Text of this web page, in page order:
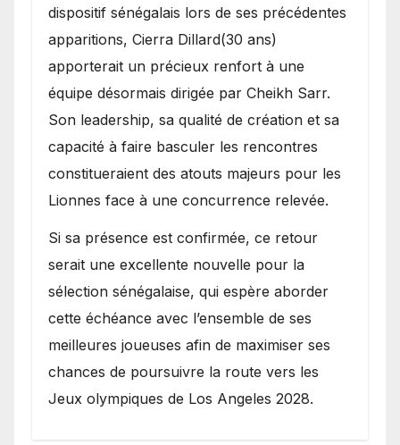
dispositif sénégalais lors de ses précédentes
apparitions, Cierra Dillard(30 ans)
apporterait un précieux renfort à une
équipe désormais dirigée par Cheikh Sarr.
Son leadership, sa qualité de création et sa
capacité à faire basculer les rencontres
constitueraient des atouts majeurs pour les
Lionnes face à une concurrence relevée.
Si sa présence est confirmée, ce retour
serait une excellente nouvelle pour la
sélection sénégalaise, qui espère aborder
cette échéance avec l’ensemble de ses
meilleures joueuses afin de maximiser ses
chances de poursuivre la route vers les
Jeux olympiques de Los Angeles 2028.